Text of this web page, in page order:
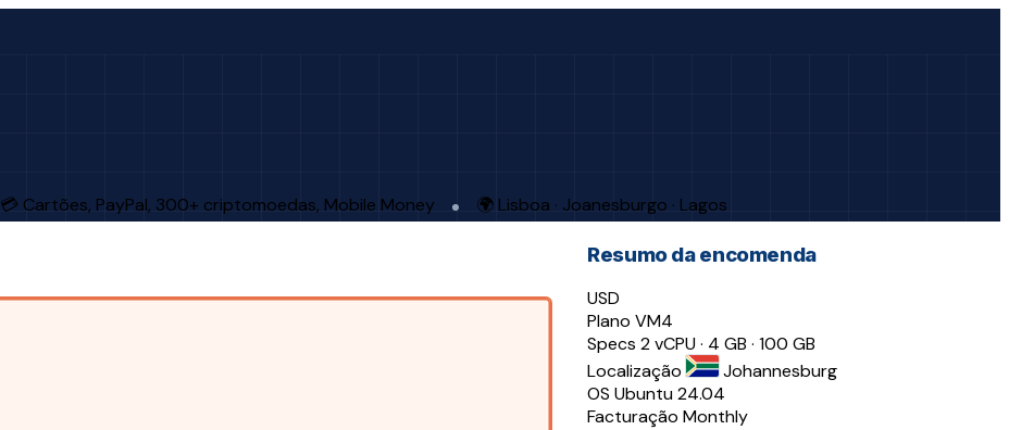
💳 Cartões, PayPal, 300+ criptomoedas, Mobile Money 🌍 Lisboa · Joanesburgo · Lagos
Resumo da encomenda
USD
Plano VM4
Specs 2 vCPU · 4 GB · 100 GB
Localização
Johannesburg
OS Ubuntu 24.04
Facturação Monthly